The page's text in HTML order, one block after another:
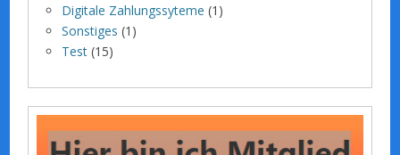
Digitale Zahlungssyteme (1)
Sonstiges (1)
Test (15)